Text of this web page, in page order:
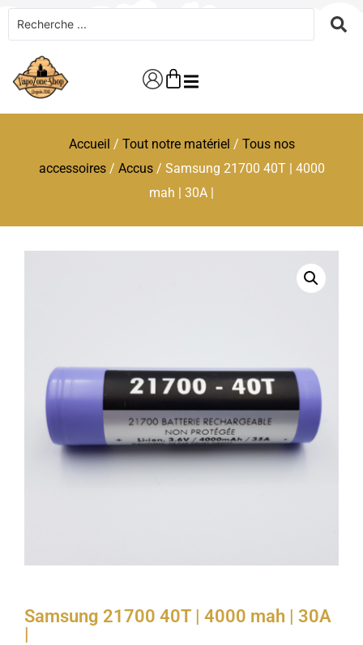
Accueil / Tout notre matériel / Tous nos
accessoires/ Accus/ Samsung 21700 40T | 4000
mah | 30A |
Samsung 21700 40T | 4000 mah | 30A
|